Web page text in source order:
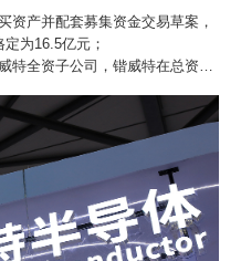
产并配套募集资金交易草案，
为16.5亿元；
特全资子公司，锴威特在总资